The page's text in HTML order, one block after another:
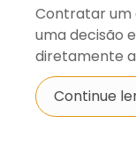
Contratar um
uma decisão
diretamente a
Continue